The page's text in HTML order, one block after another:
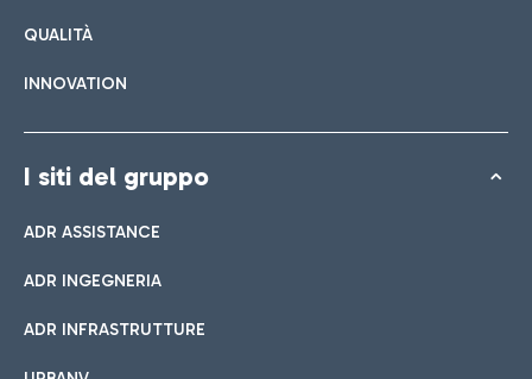
QUALITÀ
INNOVATION
I siti del gruppo
ADR ASSISTANCE
ADR INGEGNERIA
ADR INFRASTRUTTURE